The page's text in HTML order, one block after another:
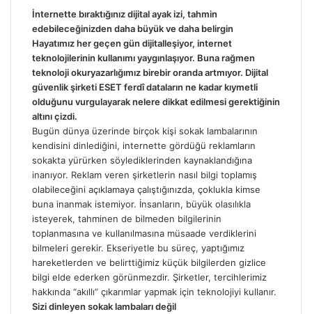
İnternette bıraktığınız dijital ayak izi, tahmin
edebileceğinizden daha büyük ve daha belirgin
Hayatımız her geçen gün dijitalleşiyor, internet
teknolojilerinin kullanımı yaygınlaşıyor. Buna rağmen
teknoloji okuryazarlığımız birebir oranda artmıyor. Dijital
güvenlik şirketi ESET ferdî dataların ne kadar kıymetli
olduğunu vurgulayarak nelere dikkat edilmesi gerektiğinin
altını çizdi.
Bugün dünya üzerinde birçok kişi sokak lambalarının
kendisini dinlediğini, internette gördüğü reklamların
sokakta yürürken söylediklerinden kaynaklandığına
inanıyor. Reklam veren şirketlerin nasıl bilgi toplamış
olabileceğini açıklamaya çalıştığınızda, çoklukla kimse
buna inanmak istemiyor. İnsanların, büyük olasılıkla
isteyerek, tahminen de bilmeden bilgilerinin
toplanmasına ve kullanılmasına müsaade verdiklerini
bilmeleri gerekir. Ekseriyetle bu süreç, yaptığımız
hareketlerden ve belirttiğimiz küçük bilgilerden gizlice
bilgi elde ederken görünmezdir. Şirketler, tercihlerimiz
hakkında “akıllı” çıkarımlar yapmak için teknolojiyi kullanır.
Sizi dinleyen sokak lambaları değil